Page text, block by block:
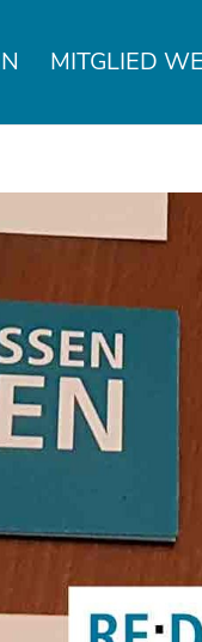
MITGLIED